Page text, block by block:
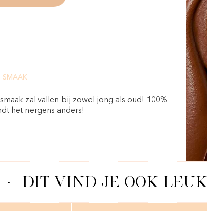
SMAAK
zal vallen bij zowel jong als oud! 100%
het nergens anders!
DIT VIND JE OOK LEUK